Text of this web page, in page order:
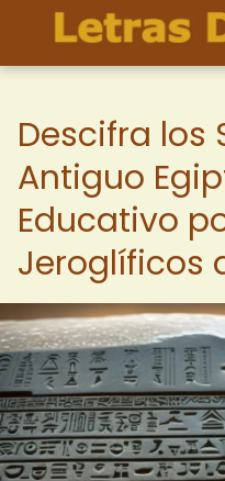
Descifra los
Antiguo
Educativo
Jeroglíficos